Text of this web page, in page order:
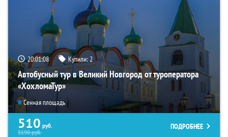
20:01:06 Купили:2
Автобусный тур в Великий Новгород от туроператора
«ХохломаТур»
Сенная площадь
510 руб.
5190руб.
ПОДРОБНЕЕ